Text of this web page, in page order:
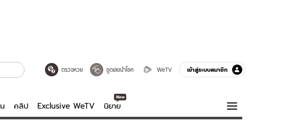
ตรวจหวย ขูดเลขนำโชค WeTV เข้าสู่ระบบสมาชิก
คลิป Exclusive WeTV นิยาย